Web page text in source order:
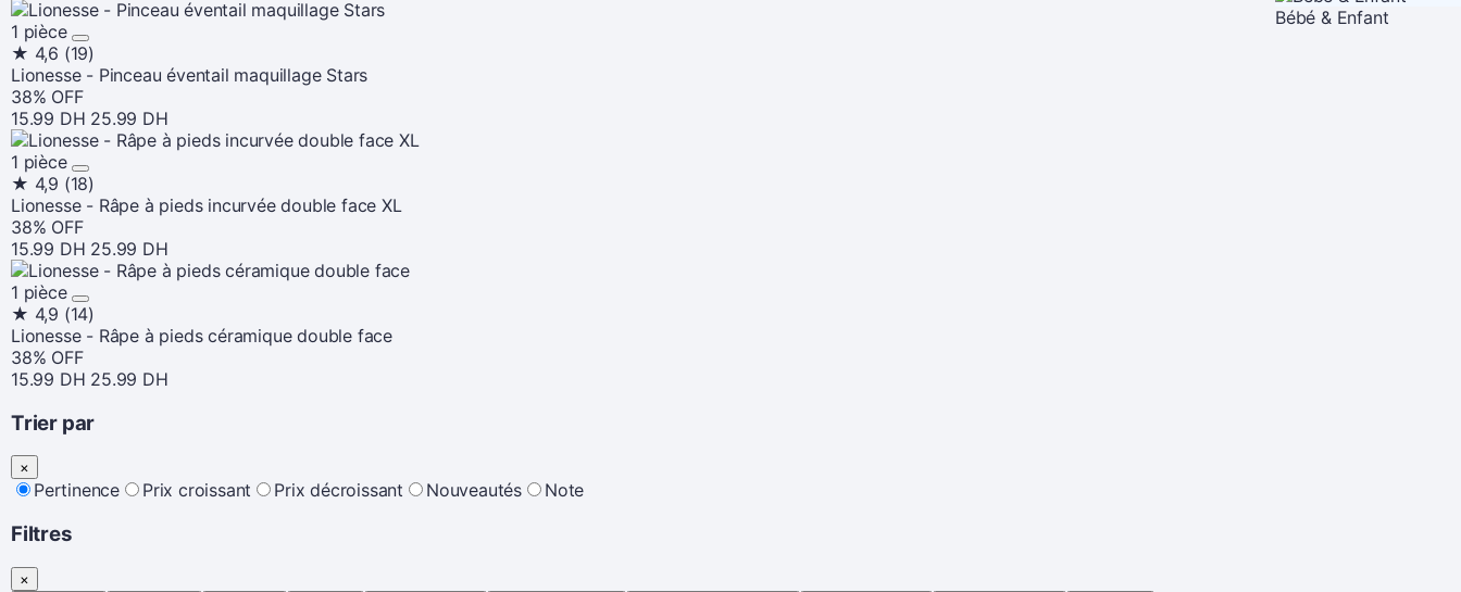
1 pièce
★ 4,6 (19)
Lionesse - Pinceau éventail maquillage Stars
38% OFF
15.99 DH 25.99 DH
1 pièce
★ 4,9 (18)
Lionesse - Râpe à pieds incurvée double face XL
38% OFF
15.99 DH 25.99 DH
1 pièce
★ 4,9 (14)
Lionesse - Râpe à pieds céramique double face
38% OFF
15.99 DH 25.99 DH
Trier par
×
Pertinence Prix croissant Prix décroissant Nouveautés Note
Filtres
×
Bébé & Enfant